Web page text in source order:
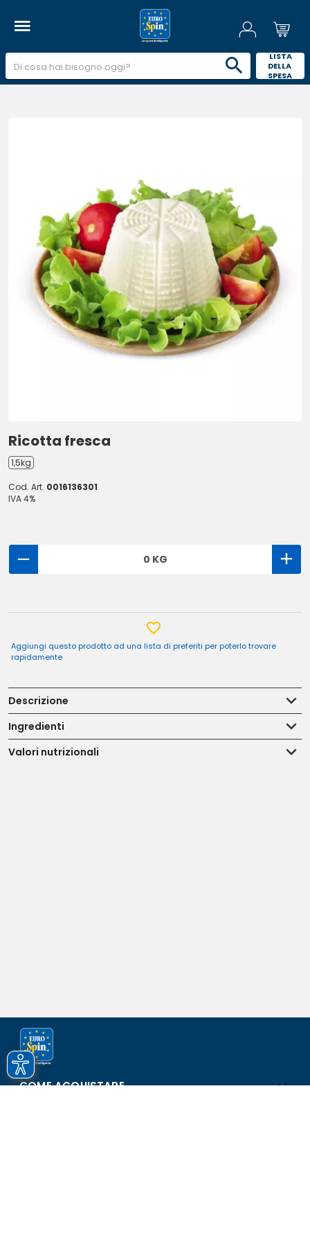
LISTA
DELLA
SPESA
Ricotta fresca
1,5kg
Cod. Art. 0016136301
IVA 4%
0 KG
Aggiungi questo prodotto ad una lista di preferiti per poterlo trovare
rapidamente
Descrizione
Ingredienti
Valori nutrizionali
COME ACQUISTARE